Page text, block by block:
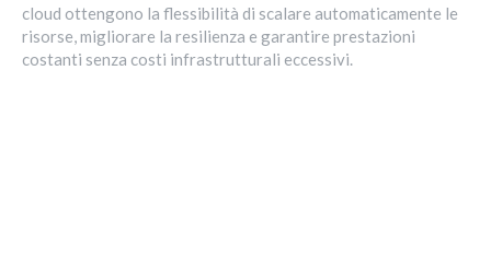
cloud ottengono la flessibilità di scalare automaticamente le
risorse, migliorare la resilienza e garantire prestazioni
costanti senza costi infrastrutturali eccessivi.